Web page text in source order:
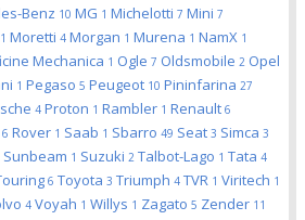
Benz 10 MG 1 Michelotti 7 Mini 7
1 Moretti 4 Morgan 1 Murena 1 NamX 1
Mechanica 1 Ogle 7 Oldsmobile 2 Opel
1 Pegaso 5 Peugeot 10 Pininfarina 27
4 Proton 1 Rambler 1 Renault 6
6 Rover 1 Saab 1 Sbarro 49 Seat 3 Simca 3
Sunbeam 1 Suzuki 2 Talbot-Lago 1 Tata 4
6 Toyota 3 Triumph 4 TVR 1 Viritech 1
4 Voyah 1 Willys 1 Zagato 5 Zender 11